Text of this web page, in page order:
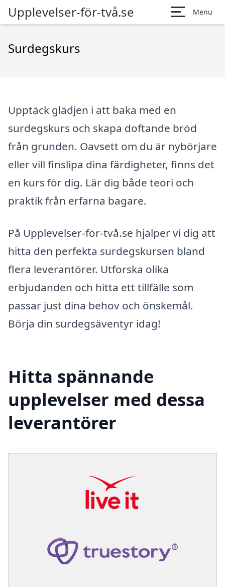
Upplevelser-för-två.se Menu
Surdegskurs
Upptäck glädjen i att baka med en
surdegskurs och skapa doftande bröd
från grunden. Oavsett om du är nybörjare
eller vill finslipa dina färdigheter, finns det
en kurs för dig. Lär dig både teori och
praktik från erfarna bagare.
På Upplevelser-för-två.se hjälper vi dig att
hitta den perfekta surdegskursen bland
flera leverantörer. Utforska olika
erbjudanden och hitta ett tillfälle som
passar just dina behov och önskemål.
Börja din surdegsäventyr idag!
Hitta spännande
upplevelser med dessa
leverantörer